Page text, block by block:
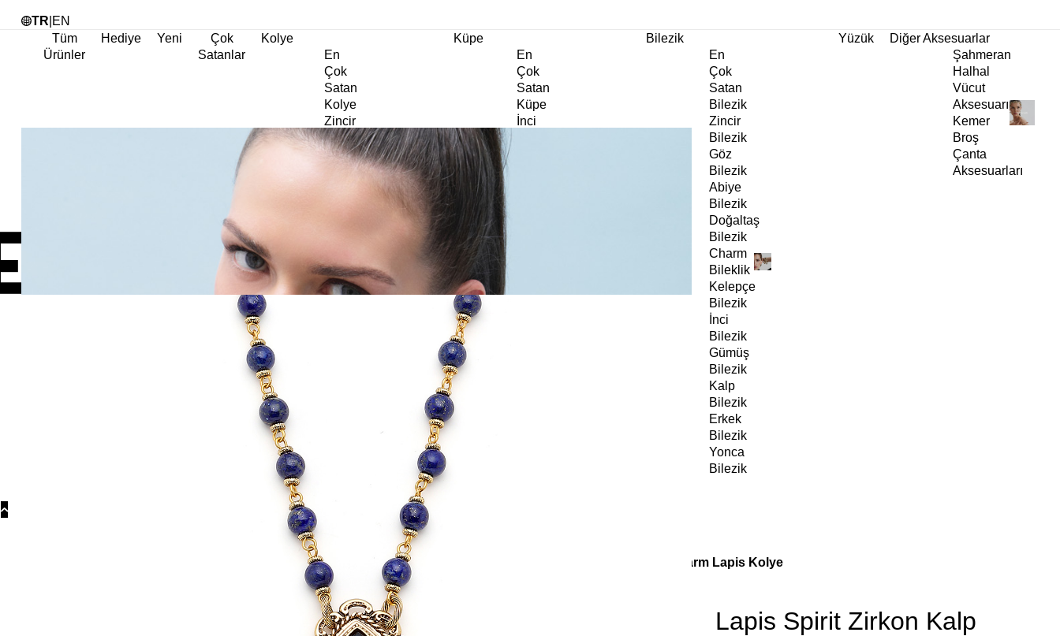
TR EN
Tüm
Ürünler
Hediye Yeni
Çok
Satanlar
Kolye
En
Çok
Satan
Kolye
Zincir
Kolye
Abiye
Kolye
İnci
Küpe
En
Çok
Satan
Küpe
İnci
Bilezik
En
Çok
Satan
Bilezik
Zincir
Bilezik
Göz
Bilezik
Abiye
Bilezik
Doğaltaş
Bilezik
Charm
Bileklik
Kelepçe
Bilezik
İnci
Bilezik
Gümüş
Bilezik
Kalp
Bilezik
Erkek
Bilezik
Yonca
Bilezik
Yüzük
Diğer Aksesuarlar
Şahmeran
Halhal
Vücut
Aksesuarı
Kemer
Broş
Çanta
Aksesuarları
Koleksiyonlar Koleksiyonlar Lapis Spirit Zirkon Kalp Charm Lapis Kolye
Lapis Spirit Zirkon Kalp